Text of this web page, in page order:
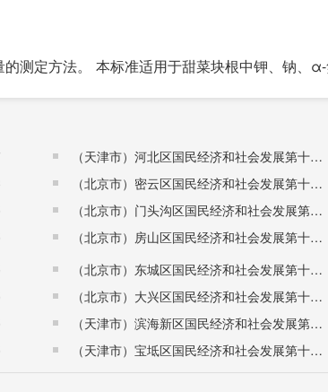
测定方法。 本标准适用于甜菜块根中钾、钠、α-
（天津市）河北区国民经济和社会发展第十五个五年规划纲要
（北京市）密云区国民经济和社会发展第十五个五年规划纲要
（北京市）门头沟区国民经济和社会发展第十五个五年规划纲要
（北京市）房山区国民经济和社会发展第十五个五年规划纲要
（北京市）东城区国民经济和社会发展第十五个五年规划纲要
（北京市）大兴区国民经济和社会发展第十五个五年规划纲要
（天津市）滨海新区国民经济和社会发展第十五个五年规划纲要
（天津市）宝坻区国民经济和社会发展第十五个五年规划纲要